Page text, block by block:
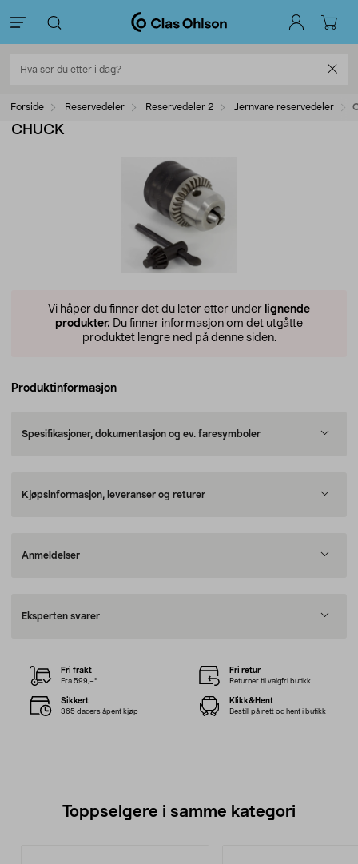
Forside Reservedeler Reservedeler 2 Jernvare reservedeler
CHUCK
Vi håper du finner det du leter etter under lignende
produkter. Du finner informasjon om det utgåtte
produktet lengre ned på denne siden.
Produktinformasjon
Spesifikasjoner, dokumentasjon og ev. faresymboler
Kjøpsinformasjon, leveranser og returer
Anmeldelser
Eksperten svarer
Fri frakt
Fra 599,–*
Fri retur
Returner til valgfri butikk
Sikkert
365 dagers åpent kjøp
Klikk&Hent
Bestill på nett og hent i butikk
Toppselgere i samme kategori